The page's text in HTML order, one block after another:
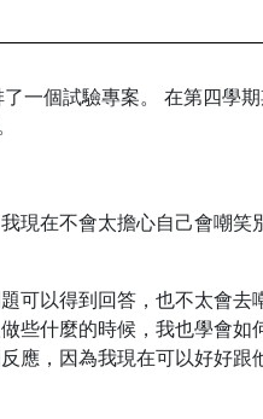
一個試驗專案。 在第四學
現在不會太擔心自己會嘲笑
題可以得到回答，也不太會
些什麼的時候，我也學會如
應，因為我現在可以好好跟